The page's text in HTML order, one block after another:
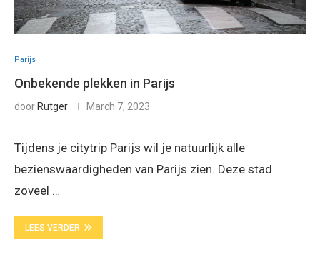
Parijs
Onbekende plekken in Parijs
door Rutger March 7, 2023
Tijdens je citytrip Parijs wil je natuurlijk alle
bezienswaardigheden van Parijs zien. Deze stad
zoveel …
LEES VERDER